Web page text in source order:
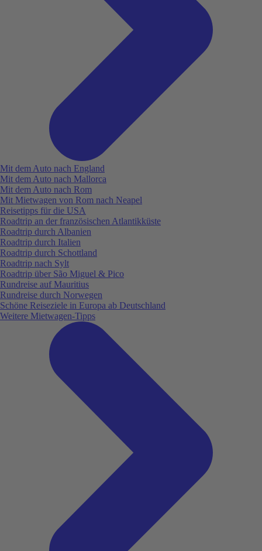
Mit dem Auto nach England
Mit dem Auto nach Mallorca
Mit dem Auto nach Rom
Mit Mietwagen von Rom nach Neapel
Reisetipps für die USA
Roadtrip an der französischen Atlantikküste
Roadtrip durch Albanien
Roadtrip durch Italien
Roadtrip durch Schottland
Roadtrip nach Sylt
Roadtrip über São Miguel & Pico
Rundreise auf Mauritius
Rundreise durch Norwegen
Schöne Reiseziele in Europa ab Deutschland
Weitere Mietwagen-Tipps